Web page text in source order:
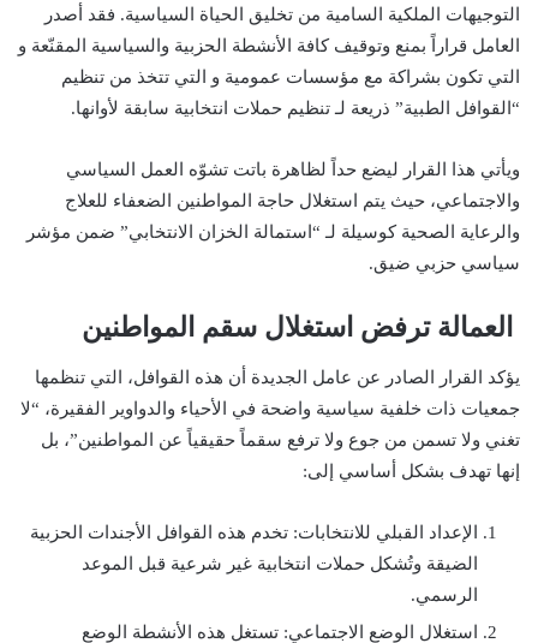
التوجيهات الملكية السامية من تخليق الحياة السياسية. فقد أصدر
العامل قراراً بمنع وتوقيف كافة الأنشطة الحزبية والسياسية المقنّعة و
التي تكون بشراكة مع مؤسسات عمومية و التي تتخذ من تنظيم
“القوافل الطبية” ذريعة لـ تنظيم حملات انتخابية سابقة لأوانها.
ويأتي هذا القرار ليضع حداً لظاهرة باتت تشوّه العمل السياسي
والاجتماعي، حيث يتم استغلال حاجة المواطنين الضعفاء للعلاج
والرعاية الصحية كوسيلة لـ “استمالة الخزان الانتخابي” ضمن مؤشر
سياسي حزبي ضيق.
العمالة ترفض استغلال سقم المواطنين
يؤكد القرار الصادر عن عامل الجديدة أن هذه القوافل، التي تنظمها
جمعيات ذات خلفية سياسية واضحة في الأحياء والدواوير الفقيرة، “لا
تغني ولا تسمن من جوع ولا ترفع سقماً حقيقياً عن المواطنين”، بل
إنها تهدف بشكل أساسي إلى:
الإعداد القبلي للانتخابات: تخدم هذه القوافل الأجندات الحزبية
الضيقة وتُشكل حملات انتخابية غير شرعية قبل الموعد
الرسمي.
استغلال الوضع الاجتماعي: تستغل هذه الأنشطة الوضع